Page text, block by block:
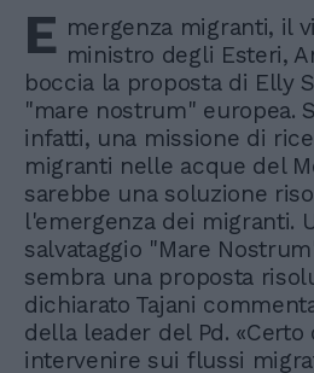
E mergenza migranti, il
ministro degli Esteri,
boccia la proposta di Elly
"mare nostrum" europea.
infatti, una missione di
migranti nelle acque del
sarebbe una soluzione
l'emergenza dei migranti.
salvataggio "Mare
sembra una proposta
dichiarato Tajani
della leader del Pd. «Certo
intervenire sui flussi